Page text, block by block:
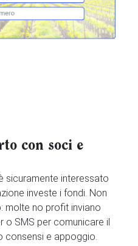
con soci e
sicuramente interessato
investe i fondi. Non
molte no profit inviano
SMS per comunicare il
consensi e appoggio.